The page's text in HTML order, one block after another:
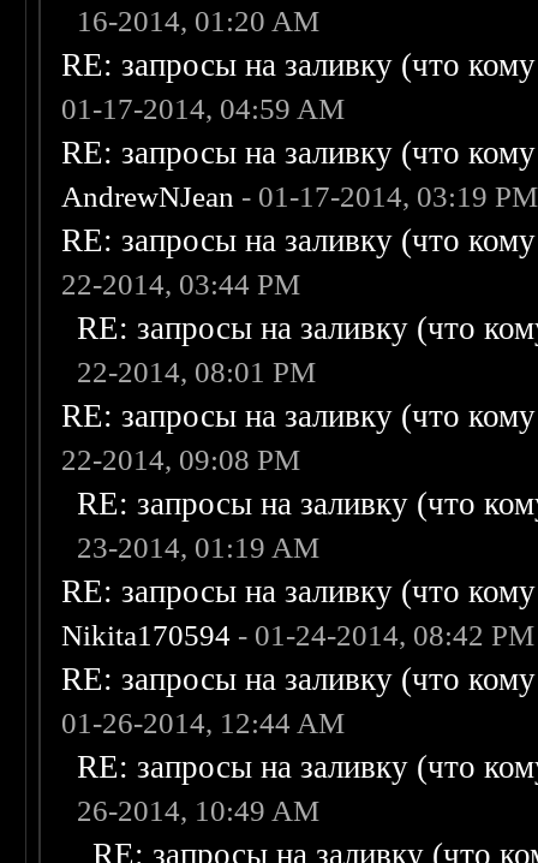
16-2014, 01:20 AM
RE: запросы на заливку (что
01-17-2014, 04:59 AM
RE: запросы на заливку (что
AndrewNJean - 01-17-2014, 03:19 PM
RE: запросы на заливку (что
22-2014, 03:44 PM
RE: запросы на заливку (что
22-2014, 08:01 PM
RE: запросы на заливку (что
22-2014, 09:08 PM
RE: запросы на заливку (что
23-2014, 01:19 AM
RE: запросы на заливку (что
Nikita170594 - 01-24-2014, 08:42 PM
RE: запросы на заливку (что
01-26-2014, 12:44 AM
RE: запросы на заливку (что
26-2014, 10:49 AM
RE: запросы на заливку (что